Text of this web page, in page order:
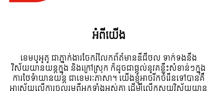
អំពី​យើង
ខេមបូអូតូ ជាភ្នាក់ងារចែករំលែកព័ត៍មានឌីជីថល ទាក់ទងនឹង
វិស័យយានយន្តក្នុង និងក្រៅស្រុក ក៏ដូចជាផ្តល់នូវគន្លឹះសំខាន់ៗក្នុង
ការថែទំាយានយន្ត ជាខេមរៈភាសា។ យើងខ្ញុំអាចរីកចំរើនទៅបានគឺ